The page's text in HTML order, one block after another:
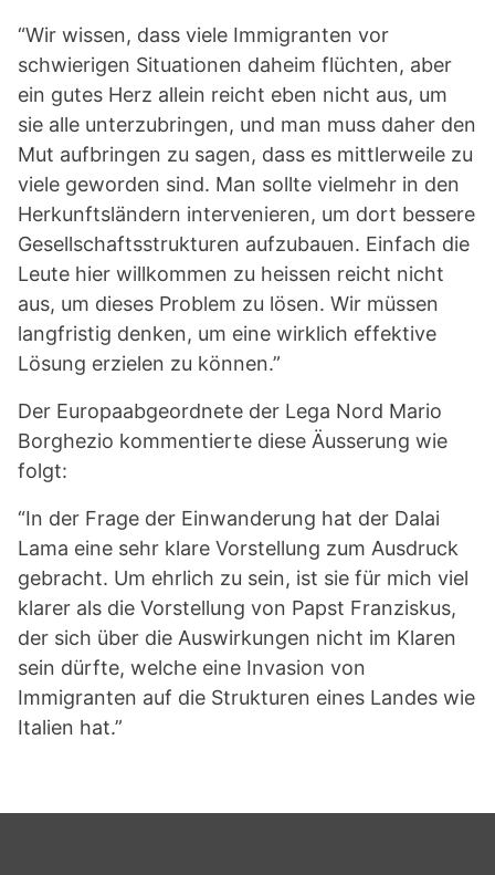
“Wir wissen, dass viele Immigranten vor
schwierigen Situationen daheim flüchten, aber
ein gutes Herz allein reicht eben nicht aus, um
sie alle unterzubringen, und man muss daher den
Mut aufbringen zu sagen, dass es mittlerweile zu
viele geworden sind. Man sollte vielmehr in den
Herkunftsländern intervenieren, um dort bessere
Gesellschaftsstrukturen aufzubauen. Einfach die
Leute hier willkommen zu heissen reicht nicht
aus, um dieses Problem zu lösen. Wir müssen
langfristig denken, um eine wirklich effektive
Lösung erzielen zu können.”
Der Europaabgeordnete der Lega Nord Mario
Borghezio kommentierte diese Äusserung wie
folgt:
“In der Frage der Einwanderung hat der Dalai
Lama eine sehr klare Vorstellung zum Ausdruck
gebracht. Um ehrlich zu sein, ist sie für mich viel
klarer als die Vorstellung von Papst Franziskus,
der sich über die Auswirkungen nicht im Klaren
sein dürfte, welche eine Invasion von
Immigranten auf die Strukturen eines Landes wie
Italien hat.”